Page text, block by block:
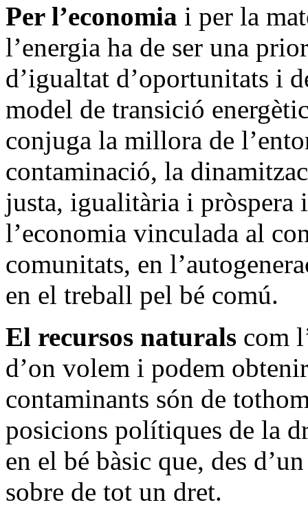
Per l’economia i per la
l’energia ha de ser una
d’igualtat d’oportunitats i
model de transició
conjuga la millora de
contaminació, la
justa, igualitària i pròspera
l’economia vinculada al
comunitats, en
en el treball pel bé comú.
El recursos naturals com
d’on volem i podem
contaminants són de
posicions polítiques de la
en el bé bàsic que, des
sobre de tot un dret.